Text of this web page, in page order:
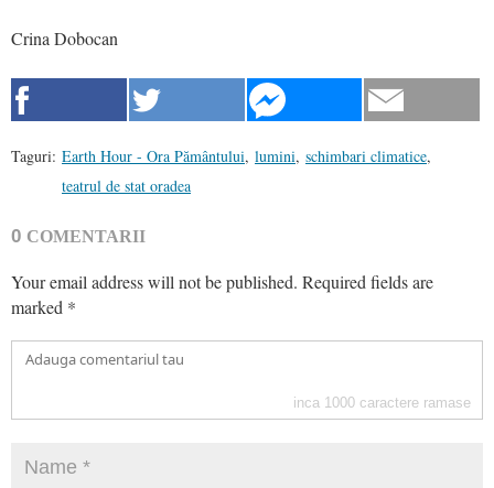
Crina Dobocan
Taguri: Earth Hour - Ora Pământului, lumini, schimbari climatice,
teatrul de stat oradea
0 COMENTARII
Your email address will not be published. Required fields are
marked *
inca 1000 caractere ramase